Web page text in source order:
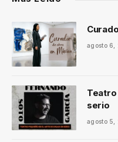
agosto 6,
Teatro
serio
agosto 5,